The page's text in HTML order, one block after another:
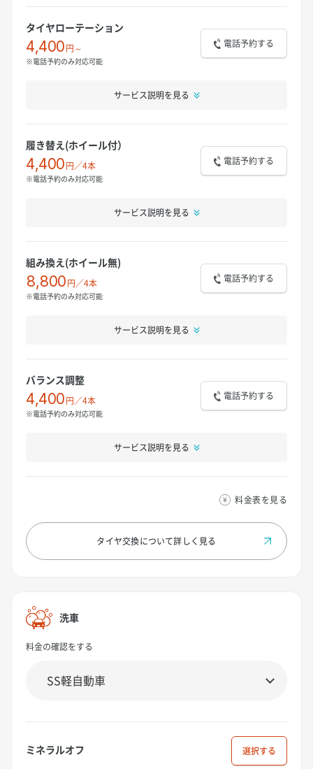
タイヤローテーション
4,400円～
※電話予約のみ対応可能
電話予約する
サービス説明を見る
履き替え(ホイール付）
4,400円／4本
※電話予約のみ対応可能
電話予約する
サービス説明を見る
組み換え(ホイール無)
8,800円／4本
※電話予約のみ対応可能
電話予約する
サービス説明を見る
バランス調整
4,400円／4本
※電話予約のみ対応可能
電話予約する
サービス説明を見る
料金表を見る
タイヤ交換について詳しく見る
洗車
料金の確認をする
ミネラルオフ 選択